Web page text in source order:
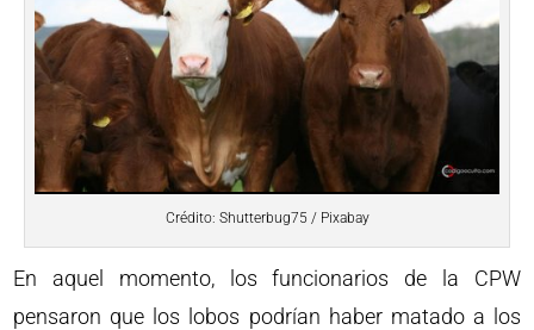
Crédito: Shutterbug75 / Pixabay
En aquel momento, los funcionarios de la CPW
pensaron que los lobos podrían haber matado a los